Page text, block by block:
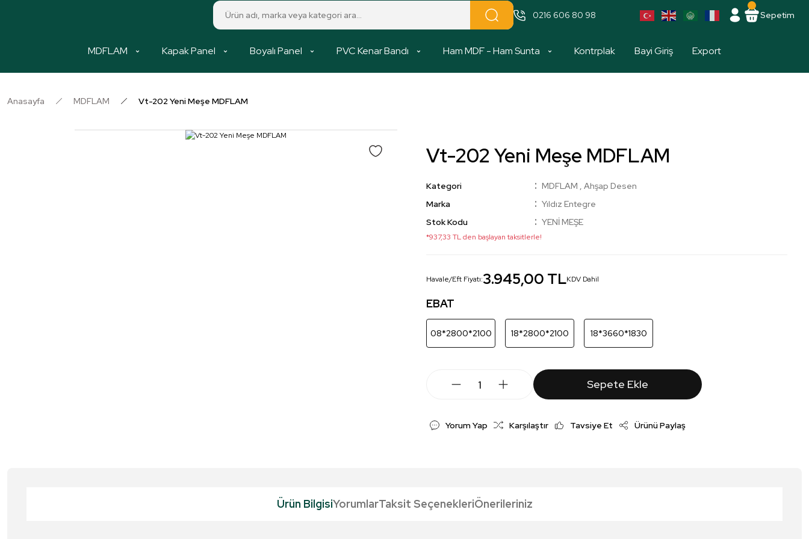
0216 606 80 98 Sepetim
MDFLAM Kapak Panel Boyalı Panel PVC Kenar Bandı Ham MDF - Ham Sunta Kontrplak Bayi Giriş Export
Anasayfa MDFLAM Vt-202 Yeni Meşe MDFLAM
Vt-202 Yeni Meşe MDFLAM
Kategori MDFLAM , Ahşap Desen
Marka
Yıldız Entegre
Stok Kodu
YENİ MEŞE
*937,33 TL den başlayan taksitlerle!
Havale/Eft Fiyatı:3.945,00 TLKDV Dahil
EBAT
08*2800*2100 18*2800*2100 18*3660*1830
Sepete Ekle
Yorum Yap Karşılaştır Tavsiye Et Ürünü Paylaş
Ürün BilgisiYorumlarTaksit SeçenekleriÖnerileriniz